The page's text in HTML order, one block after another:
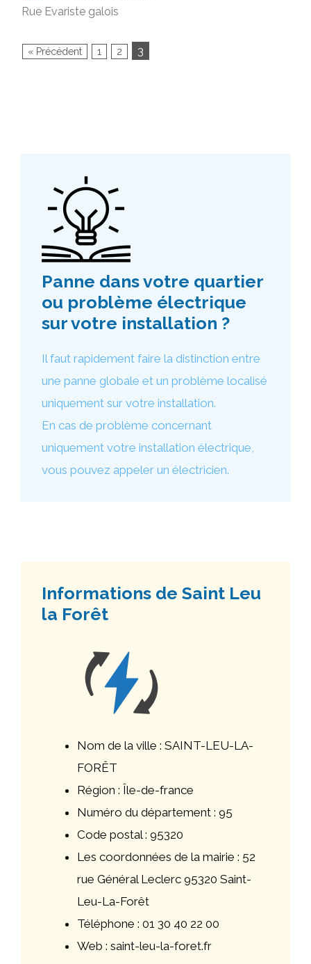
Rue Evariste galois
« Précédent 1 2 3
Panne dans votre quartier
ou problème électrique
sur votre installation ?
Il faut rapidement faire la distinction entre
une panne globale et un problème localisé
uniquement sur votre installation.
En cas de problème concernant
uniquement votre installation électrique,
vous pouvez appeler un électricien.
Informations de Saint Leu
la Forêt
Nom de la ville : SAINT-LEU-LA-
FORÊT
Région : Île-de-france
Numéro du département : 95
Code postal : 95320
Les coordonnées de la mairie : 52
rue Général Leclerc 95320 Saint-
Leu-La-Forêt
Téléphone : 01 30 40 22 00
Web : saint-leu-la-foret.fr